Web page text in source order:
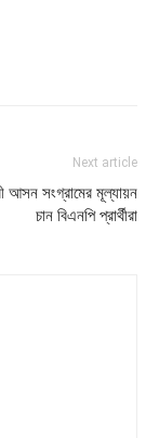
Next article
আসন সংগ্রামের মূল্যায়ন
চান বিএনপি প্রার্থীরা